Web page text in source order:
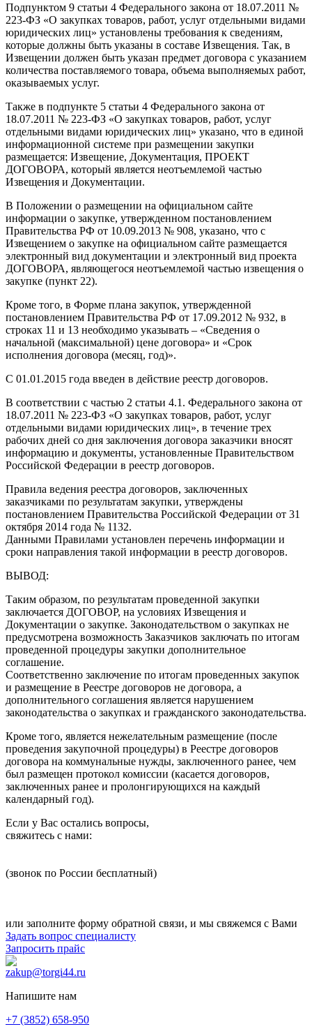
Подпунктом 9 статьи 4 Федерального закона от 18.07.2011 №
223-ФЗ «О закупках товаров, работ, услуг отдельными видами
юридических лиц» установлены требования к сведениям,
которые должны быть указаны в составе Извещения. Так, в
Извещении должен быть указан предмет договора с указанием
количества поставляемого товара, объема выполняемых работ,
оказываемых услуг.
Также в подпункте 5 статьи 4 Федерального закона от
18.07.2011 № 223-ФЗ «О закупках товаров, работ, услуг
отдельными видами юридических лиц» указано, что в единой
информационной системе при размещении закупки
размещается: Извещение, Документация, ПРОЕКТ
ДОГОВОРА, который является неотъемлемой частью
Извещения и Документации.
В Положении о размещении на официальном сайте
информации о закупке, утвержденном постановлением
Правительства РФ от 10.09.2013 № 908, указано, что с
Извещением о закупке на официальном сайте размещается
электронный вид документации и электронный вид проекта
ДОГОВОРА, являющегося неотъемлемой частью извещения о
закупке (пункт 22).
Кроме того, в Форме плана закупок, утвержденной
постановлением Правительства РФ от 17.09.2012 № 932, в
строках 11 и 13 необходимо указывать – «Сведения о
начальной (максимальной) цене договора» и «Срок
исполнения договора (месяц, год)».
С 01.01.2015 года введен в действие реестр договоров.
В соответствии с частью 2 статьи 4.1. Федерального закона от
18.07.2011 № 223-ФЗ «О закупках товаров, работ, услуг
отдельными видами юридических лиц», в течение трех
рабочих дней со дня заключения договора заказчики вносят
информацию и документы, установленные Правительством
Российской Федерации в реестр договоров.
Правила ведения реестра договоров, заключенных
заказчиками по результатам закупки, утверждены
постановлением Правительства Российской Федерации от 31
октября 2014 года № 1132.
Данными Правилами установлен перечень информации и
сроки направления такой информации в реестр договоров.
ВЫВОД:
Таким образом, по результатам проведенной закупки
заключается ДОГОВОР, на условиях Извещения и
Документации о закупке. Законодательством о закупках не
предусмотрена возможность Заказчиков заключать по итогам
проведенной процедуры закупки дополнительное
соглашение.
Соответственно заключение по итогам проведенных закупок
и размещение в Реестре договоров не договора, а
дополнительного соглашения является нарушением
законодательства о закупках и гражданского законодательства.
Кроме того, является нежелательным размещение (после
проведения закупочной процедуры) в Реестре договоров
договора на коммунальные нужды, заключенного ранее, чем
был размещен протокол комиссии (касается договоров,
заключенных ранее и пролонгирующихся на каждый
календарный год).
Если у Вас остались вопросы,
свяжитесь с нами:
(звонок по России бесплатный)
или заполните форму обратной связи, и мы свяжемся с Вами
Задать вопрос специалисту
Запросить прайс
zakup@torgi44.ru
Напишите нам
+7 (3852) 658-950